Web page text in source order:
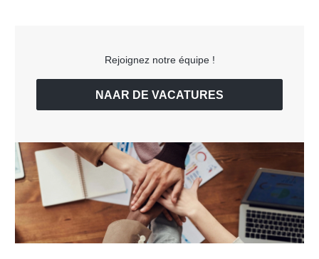
Rejoignez notre équipe !
NAAR DE VACATURES